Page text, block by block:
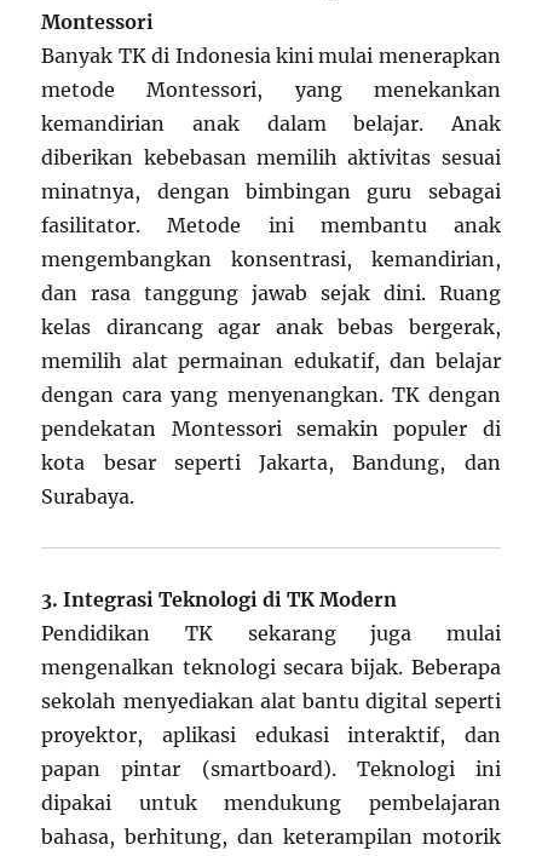
Montessori
Banyak TK di Indonesia kini mulai menerapkan
metode Montessori, yang menekankan
kemandirian anak dalam belajar. Anak
diberikan kebebasan memilih aktivitas sesuai
minatnya, dengan bimbingan guru sebagai
fasilitator. Metode ini membantu anak
mengembangkan konsentrasi, kemandirian,
dan rasa tanggung jawab sejak dini. Ruang
kelas dirancang agar anak bebas bergerak,
memilih alat permainan edukatif, dan belajar
dengan cara yang menyenangkan. TK dengan
pendekatan Montessori semakin populer di
kota besar seperti Jakarta, Bandung, dan
Surabaya.
3. Integrasi Teknologi di TK Modern
Pendidikan TK sekarang juga mulai
mengenalkan teknologi secara bijak. Beberapa
sekolah menyediakan alat bantu digital seperti
proyektor, aplikasi edukasi interaktif, dan
papan pintar (smartboard). Teknologi ini
dipakai untuk mendukung pembelajaran
bahasa, berhitung, dan keterampilan motorik